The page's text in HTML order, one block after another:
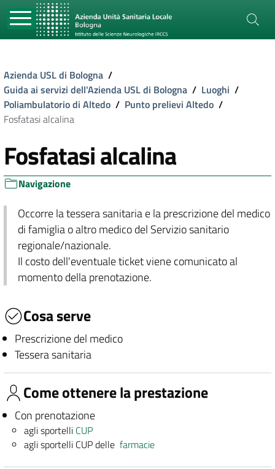
Azienda USL di Bologna /
Guida ai servizi dell'Azienda USL di Bologna / Luoghi /
Poliambulatorio di Altedo / Punto prelievi Altedo /
Fosfatasi alcalina
Fosfatasi alcalina
Navigazione
Occorre la tessera sanitaria e la prescrizione del medico
di famiglia o altro medico del Servizio sanitario
regionale/nazionale.
Il costo dell'eventuale ticket viene comunicato al
momento della prenotazione.
Cosa serve
Prescrizione del medico
Tessera sanitaria
Come ottenere la prestazione
Con prenotazione
agli sportelli CUP
agli sportelli CUP dellefarmacie